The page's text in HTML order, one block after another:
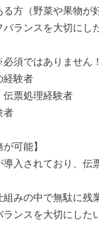
る方（野菜や果物が
バランスを大切にし
須ではありません！
経験者
伝票処理経験者
者
可能】
入されており、伝
みの中で無駄に残
ランスを大切にした